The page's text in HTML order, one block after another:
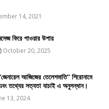
14, 2021
ফিরে পাওয়ার উপায়
October 20, 2025
আজিজের তেলেশমাতি” শিরোনামে
তথ্যের সত্যতা যাচাই এ অনুসন্ধান।
13, 2024